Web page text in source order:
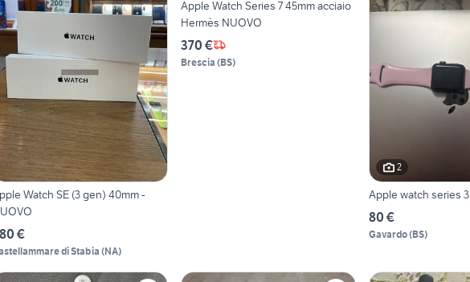
Watch SE (3 gen) 40mm -
€
di Stabia (NA)
Apple Watch Series 7 45mm acciaio
Hermès NUOVO
370 €
Brescia (BS)
2
Apple watch series 3
80 €
Gavardo(BS)